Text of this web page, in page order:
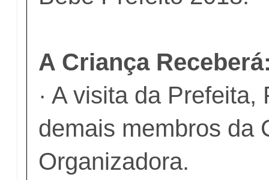
A Criança
· A visita da Prefeita,
demais membros da
Organizadora.